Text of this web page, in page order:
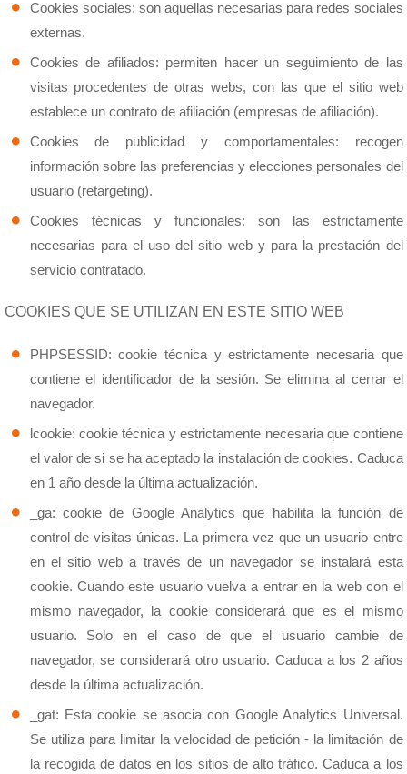
Cookies sociales: son aquellas necesarias para redes sociales
externas.
Cookies de afiliados: permiten hacer un seguimiento de las
visitas procedentes de otras webs, con las que el sitio web
establece un contrato de afiliación (empresas de afiliación).
Cookies de publicidad y comportamentales: recogen
información sobre las preferencias y elecciones personales del
usuario (retargeting).
Cookies técnicas y funcionales: son las estrictamente
necesarias para el uso del sitio web y para la prestación del
servicio contratado.
COOKIES QUE SE UTILIZAN EN ESTE SITIO WEB
PHPSESSID: cookie técnica y estrictamente necesaria que
contiene el identificador de la sesión. Se elimina al cerrar el
navegador.
lcookie: cookie técnica y estrictamente necesaria que contiene
el valor de si se ha aceptado la instalación de cookies. Caduca
en 1 año desde la última actualización.
_ga: cookie de Google Analytics que habilita la función de
control de visitas únicas. La primera vez que un usuario entre
en el sitio web a través de un navegador se instalará esta
cookie. Cuando este usuario vuelva a entrar en la web con el
mismo navegador, la cookie considerará que es el mismo
usuario. Solo en el caso de que el usuario cambie de
navegador, se considerará otro usuario. Caduca a los 2 años
desde la última actualización.
_gat: Esta cookie se asocia con Google Analytics Universal.
Se utiliza para limitar la velocidad de petición - la limitación de
la recogida de datos en los sitios de alto tráfico. Caduca a los